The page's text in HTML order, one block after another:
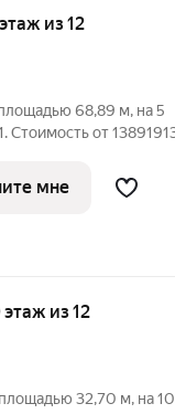
из 12
68,89 м, на 5
от 13891913
концепции
мне
этаж из 12
32,70 м, на 10